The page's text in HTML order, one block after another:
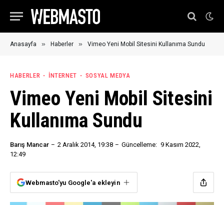
Anasayfa » Haberler » Vimeo Yeni Mobil Sitesini Kullanıma Sundu
HABERLER İNTERNET SOSYAL MEDYA
Vimeo Yeni Mobil Sitesini
Kullanıma Sundu
Barış Mancar 2 Aralık 2014, 19:38 Güncelleme: 9 Kasım 2022,
12:49
Webmasto'yu Google'a ekleyin